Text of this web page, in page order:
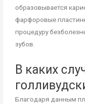
образовывается
фарфоровые
процедуру
зубов.
В каких
Благодаря данным